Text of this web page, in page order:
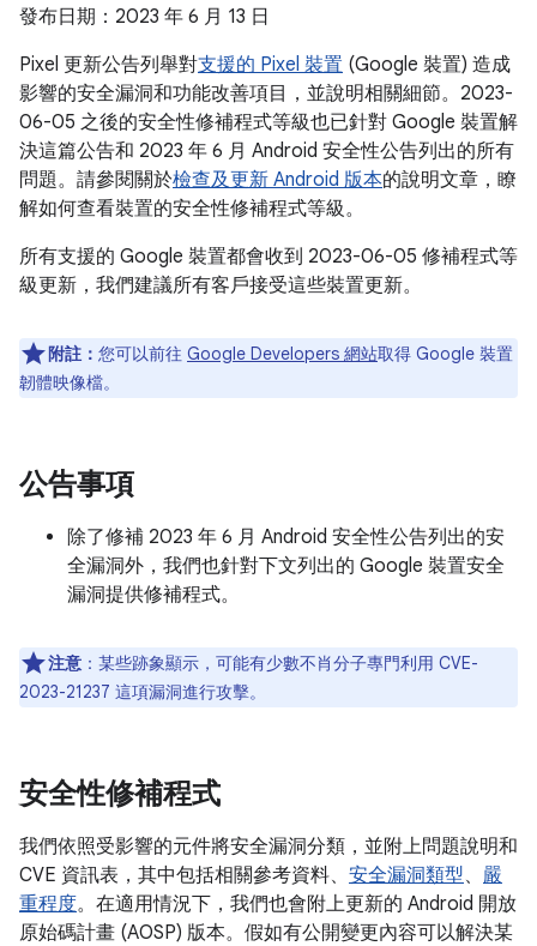
發布日期：2023 年 6 月 13 日
Pixel 更新公告列舉對支援的 Pixel 裝置 (Google 裝置) 造成
影響的安全漏洞和功能改善項目，並說明相關細節。2023-
06-05 之後的安全性修補程式等級也已針對 Google 裝置解
決這篇公告和 2023 年 6 月 Android 安全性公告列出的所有
問題。請參閱關於檢查及更新 Android 版本的說明文章，瞭
解如何查看裝置的安全性修補程式等級。
所有支援的 Google 裝置都會收到 2023-06-05 修補程式等
級更新，我們建議所有客戶接受這些裝置更新。
附註： 您可以前往 Google Developers 網站取得 Google 裝置
韌體映像檔。
公告事項
除了修補 2023 年 6 月 Android 安全性公告列出的安
全漏洞外，我們也針對下文列出的 Google 裝置安全
漏洞提供修補程式。
注意 ：某些跡象顯示，可能有少數不肖分子專門利用 CVE-
2023-21237 這項漏洞進行攻擊。
安全性修補程式
我們依照受影響的元件將安全漏洞分類，並附上問題說明和
CVE 資訊表，其中包括相關參考資料、 安全漏洞類型、 嚴
重程度。在適用情況下，我們也會附上更新的 Android 開放
原始碼計畫 (AOSP) 版本。假如有公開變更內容可以解決某